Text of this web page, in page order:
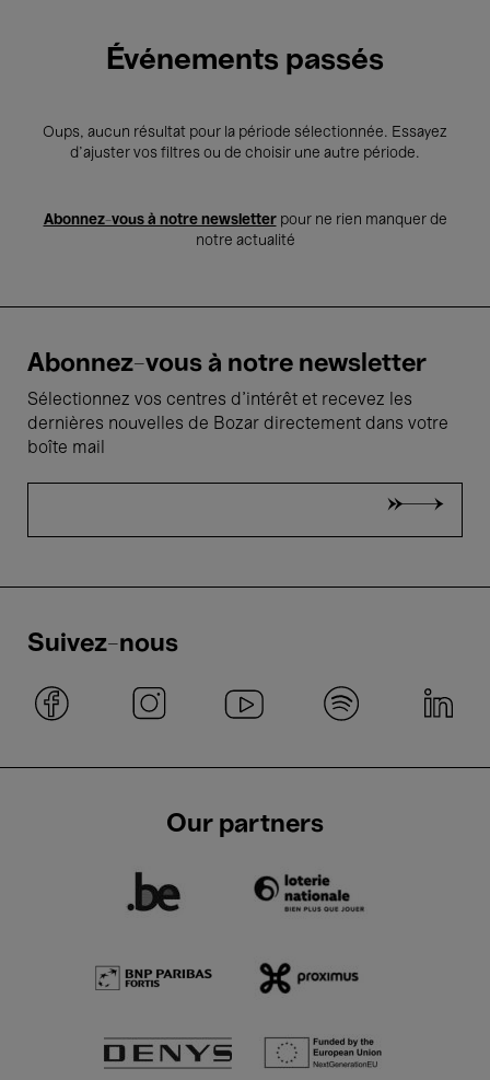
Événements passés
Oups, aucun résultat pour la période sélectionnée. Essayez
d’ajuster vos filtres ou de choisir une autre période.
Abonnez-vous à notre newsletterpour ne rien manquer de
notre actualité
Abonnez-vous à notre newsletter
Sélectionnez vos centres d'intérêt et recevez les
dernières nouvelles de Bozar directement dans votre
boîte mail
Suivez-nous
Our partners